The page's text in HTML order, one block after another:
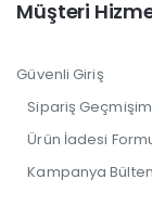
Müşteri
Güvenli Giriş
Sipariş Geçmişim
Ürün İadesi
Kampanya